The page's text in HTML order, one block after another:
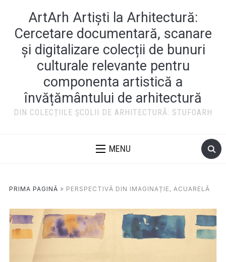
ArtArh Artiști la Arhitectură:
Cercetare documentară, scanare
și digitalizare colecții de bunuri
culturale relevante pentru
componenta artistică a
învățământului de arhitectură
DIN COLECȚIILE ȘCOLII DE ARHITECTURĂ: STUFOARH
MENU
PRIMA PAGINĂ » PERSPECTIVĂ DIN IMAGINAȚIE, ACUARELĂ